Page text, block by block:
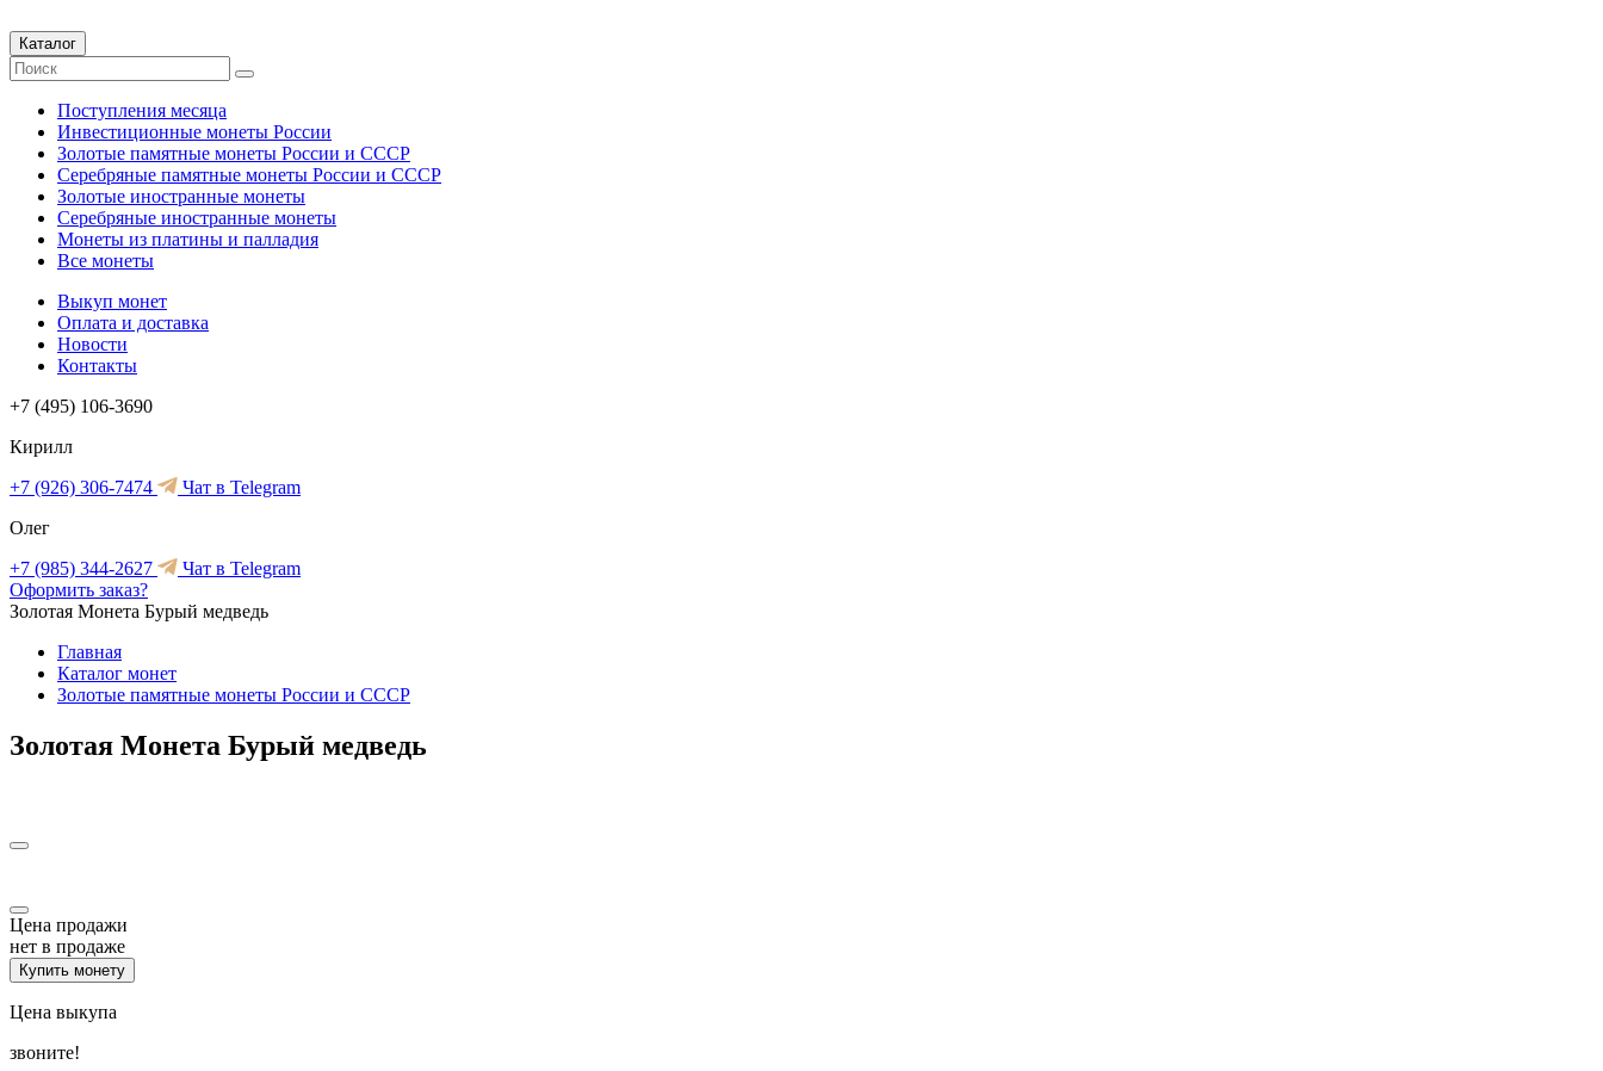
Каталог
Поступления месяца
Инвестиционные монеты России
Золотые памятные монеты России и СССР
Серебряные памятные монеты России и СССР
Золотые иностранные монеты
Серебряные иностранные монеты
Монеты из платины и палладия
Все монеты
Выкуп монет
Оплата и доставка
Новости
Контакты
+7 (495) 106-3690
Кирилл
+7 (926) 306-7474
Чат в Telegram
Олег
+7 (985) 344-2627
Чат в Telegram
Оформить заказ?
Золотая Монета Бурый медведь
Главная
Каталог монет
Золотые памятные монеты России и СССР
Золотая Монета Бурый медведь
Цена продажи
нет в продаже
Купить монету
Цена выкупа
звоните!